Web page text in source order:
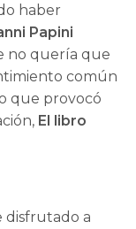
haber
Papini
no quería que
común
que provocó
El libro
disfrutado a